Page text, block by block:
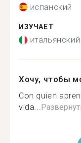
испанский
ИЗУЧАЕТ
итальянский
Хочу, чтобы
Con quien
vida...